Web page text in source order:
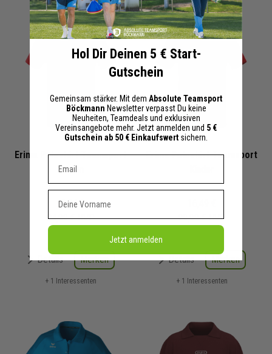
Erima Poloshirt Teamsport
Herren
19,24 €
34,99 € UVP
Details Merken
+ 1 Interessenten
Erima Poloshirt Teamsport
29,99 € UVP
Details Merken
+ 1 Interessenten
Hol Dir Deinen 5 € Start-
Gutschein
Gemeinsam stärker. Mit dem Absolute Teamsport
Böckmann Newsletter verpasst Du keine
Neuheiten, Teamdeals und exklusiven
Vereinsangebote mehr. Jetzt anmelden und 5 €
Gutschein ab 50 € Einkaufswert sichern.
Jetzt anmelden